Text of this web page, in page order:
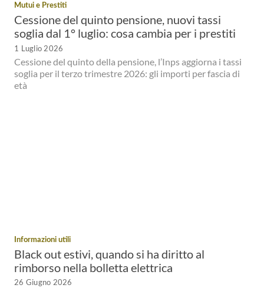
Mutui e Prestiti
Cessione del quinto pensione, nuovi tassi
soglia dal 1° luglio: cosa cambia per i prestiti
1 Luglio 2026
Cessione del quinto della pensione, l’Inps aggiorna i tassi
soglia per il terzo trimestre 2026: gli importi per fascia di
età
Informazioni utili
Black out estivi, quando si ha diritto al
rimborso nella bolletta elettrica
26 Giugno 2026